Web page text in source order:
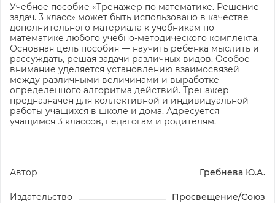
Учебное пособие «Тренажер по математике. Решение
задач. 3 класс» может быть использовано в качестве
дополнительного материала к учебникам по
математике любого учебно-методического комплекта.
Основная цель пособия — научить ребенка мыслить и
рассуждать, решая задачи различных видов. Особое
внимание уделяется установлению взаимосвязей
между различными величинами и выработке
определенного алгоритма действий. Тренажер
предназначен для коллективной и индивидуальной
работы учащихся в школе и дома. Адресуется
учащимся 3 классов, педагогам и родителям.
Автор Гребнева Ю.А.
Издательство Просвещение/Союз